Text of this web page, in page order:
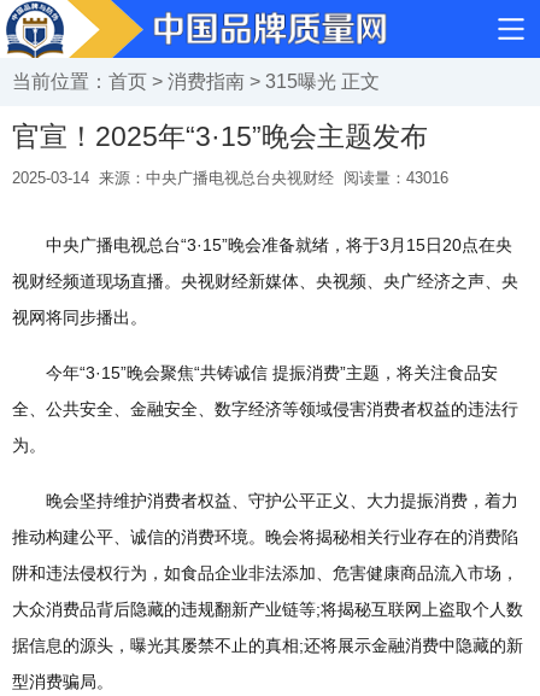
当前位置： 首页 > 消费指南 > 315曝光 正文
官宣！2025年“3·15”晚会主题发布
2025-03-14 来源：中央广播电视总台央视财经 阅读量： 43016
中央广播电视总台“3·15”晚会准备就绪，将于3月15日20点在央
视财经频道现场直播。央视财经新媒体、央视频、央广经济之声、央
视网将同步播出。
今年“3·15”晚会聚焦“共铸诚信 提振消费”主题，将关注食品安
全、公共安全、金融安全、数字经济等领域侵害消费者权益的违法行
为。
晚会坚持维护消费者权益、守护公平正义、大力提振消费，着力
推动构建公平、诚信的消费环境。晚会将揭秘相关行业存在的消费陷
阱和违法侵权行为，如食品企业非法添加、危害健康商品流入市场，
大众消费品背后隐藏的违规翻新产业链等;将揭秘互联网上盗取个人数
据信息的源头，曝光其屡禁不止的真相;还将展示金融消费中隐藏的新
型消费骗局。